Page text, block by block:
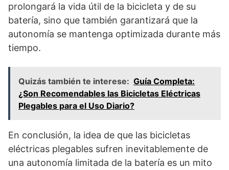
prolongará la vida útil de la bicicleta y de su
batería, sino que también garantizará que la
autonomía se mantenga optimizada durante más
tiempo.
Quizás también te interese: Guía Completa:
¿Son Recomendables las Bicicletas Eléctricas
Plegables para el Uso Diario?
En conclusión, la idea de que las bicicletas
eléctricas plegables sufren inevitablemente de
una autonomía limitada de la batería es un mito